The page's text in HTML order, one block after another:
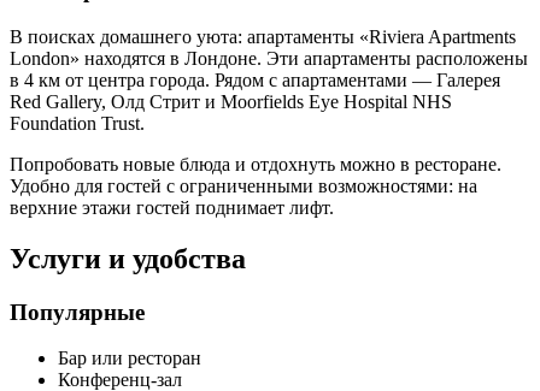
В поисках домашнего уюта: апартаменты «Riviera Apartments
London» находятся в Лондоне. Эти апартаменты расположены
в 4 км от центра города. Рядом с апартаментами — Галерея
Red Gallery, Олд Стрит и Moorfields Eye Hospital NHS
Foundation Trust.
Попробовать новые блюда и отдохнуть можно в ресторане.
Удобно для гостей с ограниченными возможностями: на
верхние этажи гостей поднимает лифт.
Услуги и удобства
Популярные
Бар или ресторан
Конференц-зал